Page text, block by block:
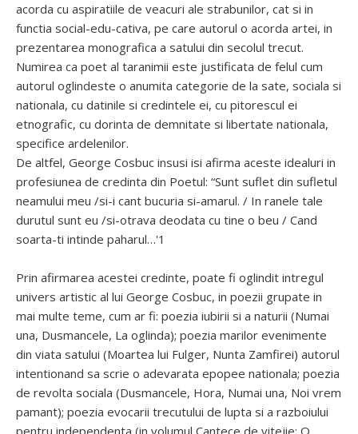
acorda cu aspiratiile de veacuri ale strabunilor, cat si in
functia social-edu-cativa, pe care autorul o acorda artei, in
prezentarea monografica a satului din secolul trecut.
Numirea ca poet al taranimii este justificata de felul cum
autorul oglindeste o anumita categorie de la sate, sociala si
nationala, cu datinile si credintele ei, cu pitorescul ei
etnografic, cu dorinta de demnitate si libertate nationala,
specifice ardelenilor.
De altfel, George Cosbuc insusi isi afirma aceste idealuri in
profesiunea de credinta din Poetul: “Sunt suflet din sufletul
neamului meu /si-i cant bucuria si-amarul. / In ranele tale
durutul sunt eu /si-otrava deodata cu tine o beu / Cand
soarta-ti intinde paharul…'1
Prin afirmarea acestei credinte, poate fi oglindit intregul
univers artistic al lui George Cosbuc, in poezii grupate in
mai multe teme, cum ar fi: poezia iubirii si a naturii (Numai
una, Dusmancele, La oglinda); poezia marilor evenimente
din viata satului (Moartea lui Fulger, Nunta Zamfirei) autorul
intentionand sa scrie o adevarata epopee nationala; poezia
de revolta sociala (Dusmancele, Hora, Numai una, Noi vrem
pamant); poezia evocarii trecutului de lupta si a razboiului
pentru independenta (in volumul Cantece de vitejie: O